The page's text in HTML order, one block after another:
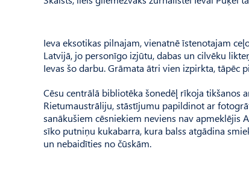
Ieva eksotikas pilnajam, vienatnē īstenotajam
Latvijā, jo personīgo izjūtu, dabas un cilvēku
Ievas šo darbu. Grāmata ātri vien izpirkta, tāpēc
Cēsu centrālā bibliotēka šonedēļ rīkoja tikšanos
Rietumaustrāliju, stāstījumu papildinot ar
sanākušiem cēsniekiem neviens nav apmeklējis
sīko putniņu kukabarra, kura balss atgādina
un nebaidīties no čūskām.